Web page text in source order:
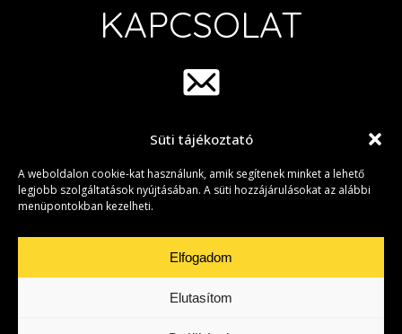
Süti tájékoztató
A weboldalon cookie-kat használunk, amik segítenek minket a lehető
legjobb szolgáltatások nyújtásában. A süti hozzájárulásokat az alábbi
menüpontokban kezelheti.
Elfogadom
Elutasítom
KAPCSOLAT
info@group42.hu